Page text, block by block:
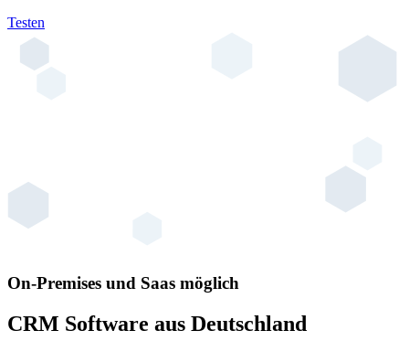
Testen
On-Premises und Saas möglich
CRM Software aus Deutschland